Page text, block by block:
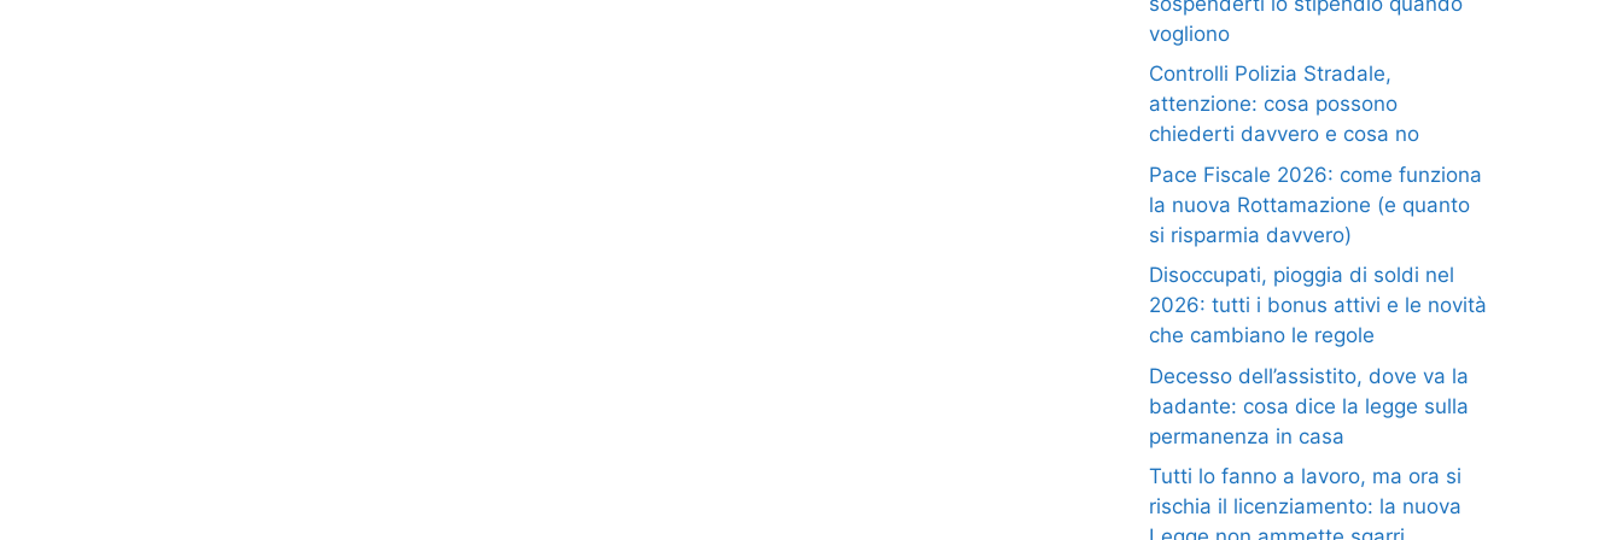
vogliono
Controlli Polizia Stradale,
attenzione: cosa possono
chiederti davvero e cosa no
Pace Fiscale 2026: come funziona
la nuova Rottamazione (e quanto
si risparmia davvero)
Disoccupati, pioggia di soldi nel
2026: tutti i bonus attivi e le novità
che cambiano le regole
Decesso dell’assistito, dove va la
badante: cosa dice la legge sulla
permanenza in casa
Tutti lo fanno a lavoro, ma ora si
rischia il licenziamento: la nuova